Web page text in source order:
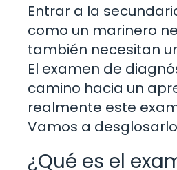
Entrar a la
como un marinero
también necesitan
El examen de
camino hacia un
realmente este
Vamos a
¿Qué es el